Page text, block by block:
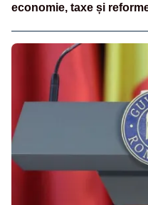
economie, taxe și